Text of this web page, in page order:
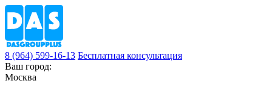
8 (964) 599-16-13 Бесплатная консультация
Ваш город:
Москва